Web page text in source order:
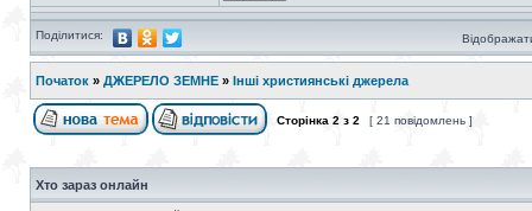
Поділитися:
Початок » ДЖЕРЕЛО ЗЕМНЕ » Інші християнські джерела
Сторінка 2 з 2 [ 21 повідомлень ]
Хто зараз онлайн